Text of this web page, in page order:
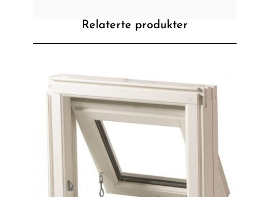
Relaterte produkter